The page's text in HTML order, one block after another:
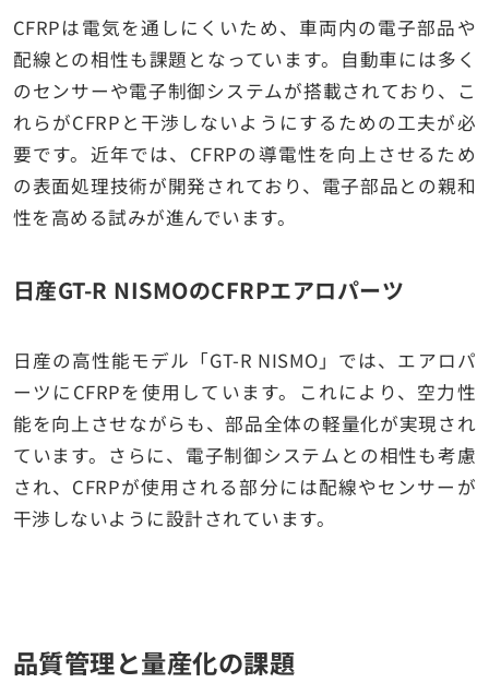
CFRPは電気を通しにくいため、車両内の電子部品や
配線との相性も課題となっています。自動車には多く
のセンサーや電子制御システムが搭載されており、こ
れらがCFRPと干渉しないようにするための工夫が必
要です。近年では、CFRPの導電性を向上させるため
の表面処理技術が開発されており、電子部品との親和
性を高める試みが進んでいます。
日産GT-R NISMOのCFRPエアロパーツ
日産の高性能モデル「GT-R NISMO」では、エアロパ
ーツにCFRPを使用しています。これにより、空力性
能を向上させながらも、部品全体の軽量化が実現され
ています。さらに、電子制御システムとの相性も考慮
され、CFRPが使用される部分には配線やセンサーが
干渉しないように設計されています。
品質管理と量産化の課題